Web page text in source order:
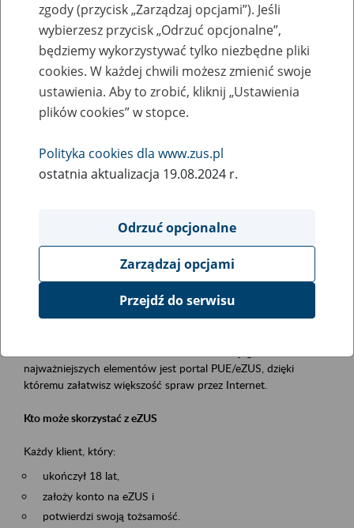
Zaproś ZUS do siebie - zakładanie profili
eZUS w siedzibie Twojej firmy
Rodzaj wydarzenia
Szkolenia
obsługa klientów
Event description
Platforma Usług Elektronicznych ZUS eZUS
najważniejszych elementów jest portal PUE/eZUS, dzięki
któremu załatwisz większość spraw przez Internet.
Kto może skorzystać z eZUS
Każdy klient, który:
ukończył 18 lat,
założy konto na eZUS i
potwierdzi swoją tożsamość.
zgody (przycisk „Zarządzaj opcjami”). Jeśli
wybierzesz przycisk „Odrzuć opcjonalne”,
będziemy wykorzystywać tylko niezbędne pliki
cookies. W każdej chwili możesz zmienić swoje
ustawienia. Aby to zrobić, kliknij „Ustawienia
plików cookies” w stopce.
Polityka cookies dla www.zus.pl
ostatnia aktualizacja 19.08.2024 r.
Odrzuć opcjonalne
Zarządzaj opcjami
Przejdź do serwisu